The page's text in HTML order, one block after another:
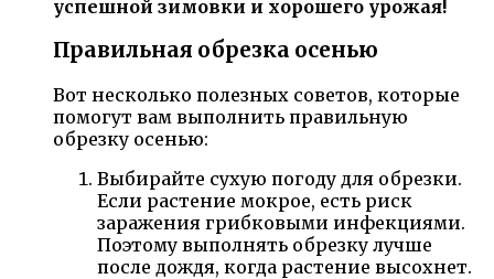
успешной зимовки и хорошего урожая!
Правильная обрезка осенью
Вот несколько полезных советов, которые
помогут вам выполнить правильную
обрезку осенью:
Выбирайте сухую погоду для обрезки.
Если растение мокрое, есть риск
заражения грибковыми инфекциями.
Поэтому выполнять обрезку лучше
после дождя, когда растение высохнет.